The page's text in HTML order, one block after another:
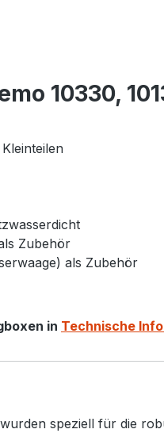
10330,
Zubehör
als Zubehör
in Technische
speziell für die